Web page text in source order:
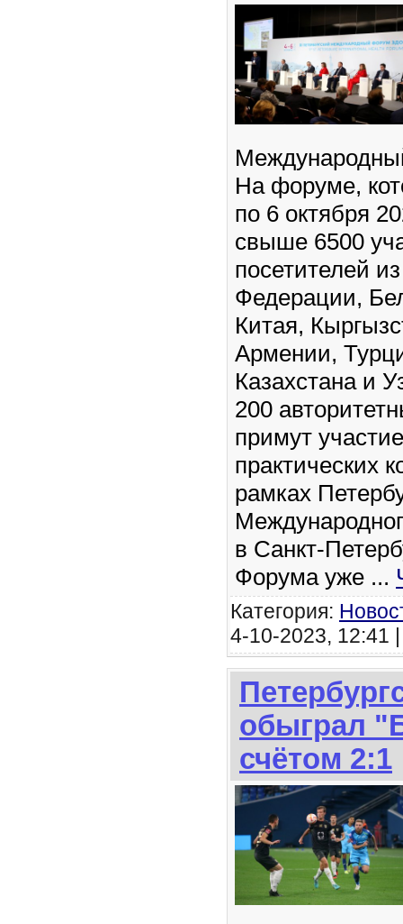
На форуме,
по 6 октября
свыше 6500
посетителей
Федерации,
Китая,
Армении,
Казахстана и
200
примут
практических
рамках
в Санкт-
Форума уже ...
Категория:
4-10-2023, 12:41
обыграл
счётом 2:1